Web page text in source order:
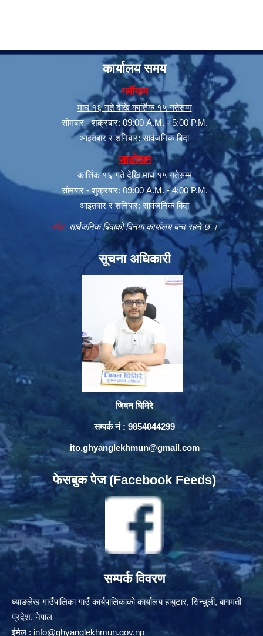
कार्यालय समय
गर्मीयाम
माघ १६ गते देखि कार्त्तिक १५ गतेसम्म
सोमबार - शक्रबार: 09:00 A.M. - 5:00 P.M.
आइतबार र शनिबार: सार्वजनिक बिदा
जाडोयाम
कार्त्तिक १६ गते देखि माघ १५ गतेसम्म
सोमबार - शुक्रबार: 09:00 A.M. - 4:00 P.M.
आइतबार र शनिबार: सार्वजनिक बिदा
नोट:सार्बजनिक बिदाको दिनमा कार्यालय बन्द रहने छ ।
सूचना अधिकारी
जिवन घिमिरे
सम्पर्क नं : 9854044299
ito.ghyanglekhmun@gmail.com
फेसबुक पेज (Facebook Feeds)
सम्पर्क विवरण
घ्याङलेख गाउँपालिका गाउँ कार्यपालिकाको कार्यालय हायुटार, सिन्धुली, बागमती
प्रदेश, नेपाल
ईमेल : info@ghyanglekhmun.gov.np